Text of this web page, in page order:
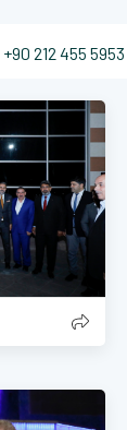
+90 212 455 5953